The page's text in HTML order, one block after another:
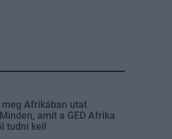
Afrikában utat
amit a GED Afrika
tudni kell